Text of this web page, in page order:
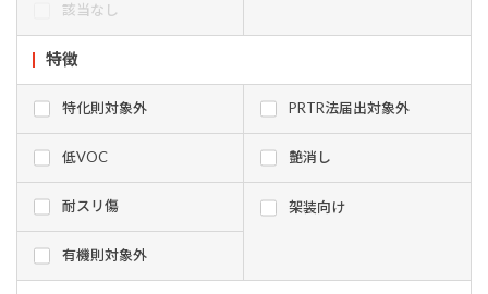
該当なし
特徴
特化則対象外 PRTR法届出対象外
低VOC 艶消し
耐スリ傷 架装向け
有機則対象外